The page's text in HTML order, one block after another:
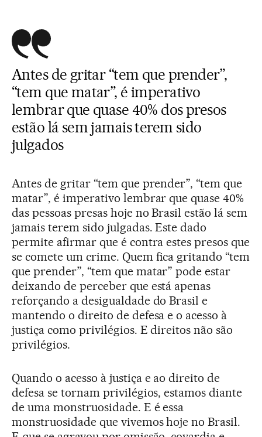
Antes de gritar “tem que prender”,
“tem que matar”, é imperativo
lembrar que quase 40% dos presos
estão lá sem jamais terem sido
julgados
Antes de gritar “tem que prender”, “tem que
matar”, é imperativo lembrar que quase 40%
das pessoas presas hoje no Brasil estão lá sem
jamais terem sido julgadas. Este dado
permite afirmar que é contra estes presos que
se comete um crime. Quem fica gritando “tem
que prender”, “tem que matar” pode estar
deixando de perceber que está apenas
reforçando a desigualdade do Brasil e
mantendo o direito de defesa e o acesso à
justiça como privilégios. E direitos não são
privilégios.
Quando o acesso à justiça e ao direito de
defesa se tornam privilégios, estamos diante
de uma monstruosidade. E é essa
monstruosidade que vivemos hoje no Brasil.